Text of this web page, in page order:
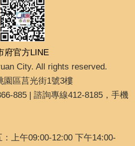
府官方LINE
City. All rights reserved.
園區莒光街1號3樓
885 | 諮詢專線412-8185，手機
上午09:00-12:00 下午14:00-